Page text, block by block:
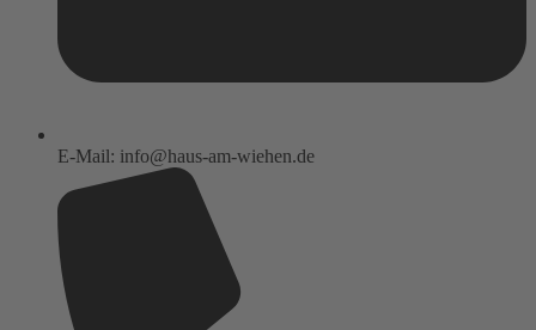
E-Mail: info@haus-am-wiehen.de